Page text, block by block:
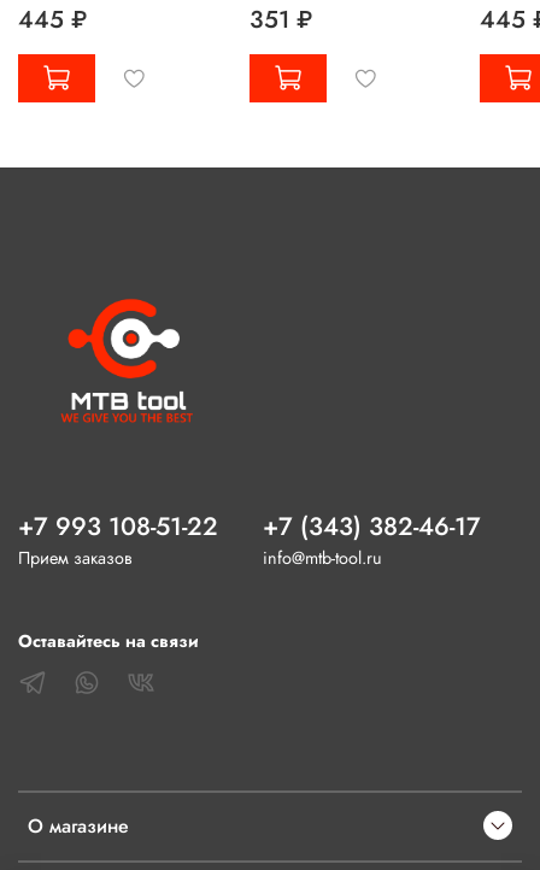
445 ₽ 351 ₽ 445
О магазине
+7 993 108-51-22
Прием заказов
+7 (343) 382-46-17
info@mtb-tool.ru
Оставайтесь на связи